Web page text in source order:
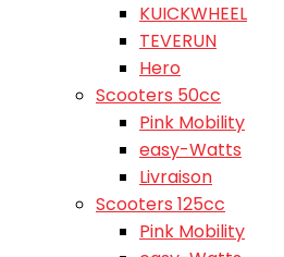
KUICKWHEEL
TEVERUN
Hero
Scooters 50cc
Pink Mobility
easy-Watts
Livraison
Scooters 125cc
Pink Mobility